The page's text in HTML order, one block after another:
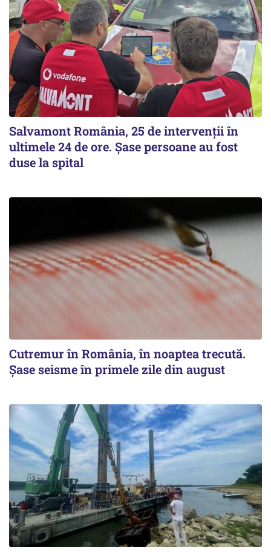
Salvamont România, 25 de intervenții în
ultimele 24 de ore. Șase persoane au fost
duse la spital
Cutremur în România, în noaptea trecută.
Șase seisme în primele zile din august